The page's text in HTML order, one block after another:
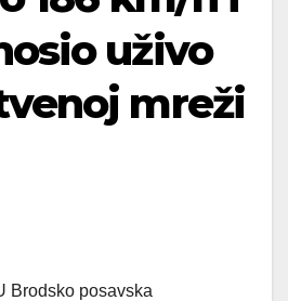
uživo
mreži
Brodsko posavska